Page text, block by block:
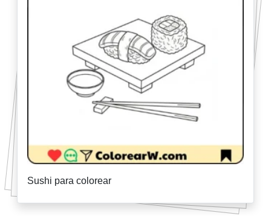
Sushi para colorear